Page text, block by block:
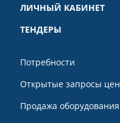
ЛИЧНЫЙ КАБИНЕТ
ТЕНДЕРЫ
Потребности
Открытые запросы цен
Продажа оборудования